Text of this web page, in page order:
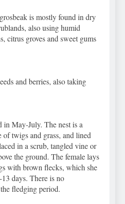
is mostly found in dry
also using humid
citrus groves and sweet gums
and berries, also taking
in May-July. The nest is a
twigs and grass, and lined
in a scrub, tangled vine or
the ground. The female lays
with brown flecks, which she
days. There is no
fledging period.